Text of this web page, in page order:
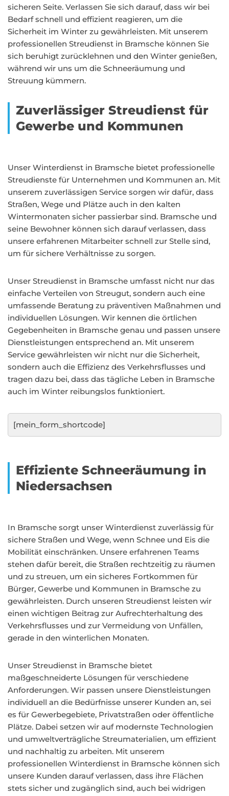
sicheren Seite. Verlassen Sie sich darauf, dass wir bei
Bedarf schnell und effizient reagieren, um die
Sicherheit im Winter zu gewährleisten. Mit unserem
professionellen Streudienst in Bramsche können Sie
sich beruhigt zurücklehnen und den Winter genießen,
während wir uns um die Schneeräumung und
Streuung kümmern.
Zuverlässiger Streudienst für
Gewerbe und Kommunen
Unser Winterdienst in Bramsche bietet professionelle
Streudienste für Unternehmen und Kommunen an. Mit
unserem zuverlässigen Service sorgen wir dafür, dass
Straßen, Wege und Plätze auch in den kalten
Wintermonaten sicher passierbar sind. Bramsche und
seine Bewohner können sich darauf verlassen, dass
unsere erfahrenen Mitarbeiter schnell zur Stelle sind,
um für sichere Verhältnisse zu sorgen.
Unser Streudienst in Bramsche umfasst nicht nur das
einfache Verteilen von Streugut, sondern auch eine
umfassende Beratung zu präventiven Maßnahmen und
individuellen Lösungen. Wir kennen die örtlichen
Gegebenheiten in Bramsche genau und passen unsere
Dienstleistungen entsprechend an. Mit unserem
Service gewährleisten wir nicht nur die Sicherheit,
sondern auch die Effizienz des Verkehrsflusses und
tragen dazu bei, dass das tägliche Leben in Bramsche
auch im Winter reibungslos funktioniert.
[mein_form_shortcode]
Effiziente Schneeräumung in
Niedersachsen
In Bramsche sorgt unser Winterdienst zuverlässig für
sichere Straßen und Wege, wenn Schnee und Eis die
Mobilität einschränken. Unsere erfahrenen Teams
stehen dafür bereit, die Straßen rechtzeitig zu räumen
und zu streuen, um ein sicheres Fortkommen für
Bürger, Gewerbe und Kommunen in Bramsche zu
gewährleisten. Durch unseren Streudienst leisten wir
einen wichtigen Beitrag zur Aufrechterhaltung des
Verkehrsflusses und zur Vermeidung von Unfällen,
gerade in den winterlichen Monaten.
Unser Streudienst in Bramsche bietet
maßgeschneiderte Lösungen für verschiedene
Anforderungen. Wir passen unsere Dienstleistungen
individuell an die Bedürfnisse unserer Kunden an, sei
es für Gewerbegebiete, Privatstraßen oder öffentliche
Plätze. Dabei setzen wir auf modernste Technologien
und umweltverträgliche Streumaterialien, um effizient
und nachhaltig zu arbeiten. Mit unserem
professionellen Winterdienst in Bramsche können sich
unsere Kunden darauf verlassen, dass ihre Flächen
stets sicher und zugänglich sind, auch bei widrigen